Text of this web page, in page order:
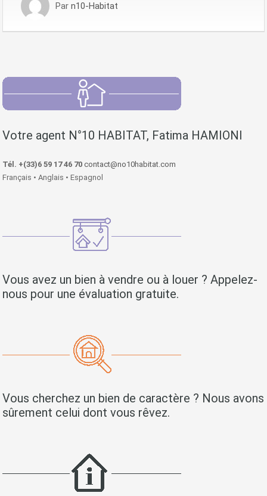
Par n10-Habitat
Votre agent N°10 HABITAT, Fatima HAMIONI
Tél. +(33)6 59 17 46 70 contact@no10habitat.com
Français • Anglais • Espagnol
Vous avez un bien à vendre ou à louer ? Appelez-
nous pour une évaluation gratuite.
Vous cherchez un bien de caractère ? Nous avons
sûrement celui dont vous rêvez.